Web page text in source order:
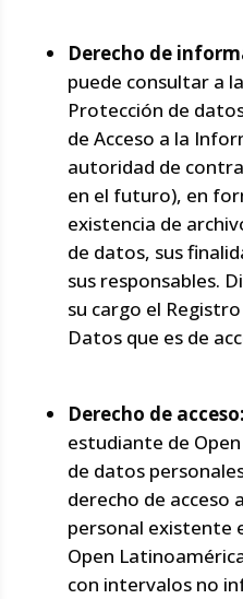
Derecho de
puede consultar a
Protección de
de Acceso a la
autoridad de
en el futuro), en
existencia de
de datos, sus
sus responsables.
su cargo el
Datos que es de
Derecho de acceso:
estudiante de
de datos
derecho de acceso
personal existente
Open
con intervalos no